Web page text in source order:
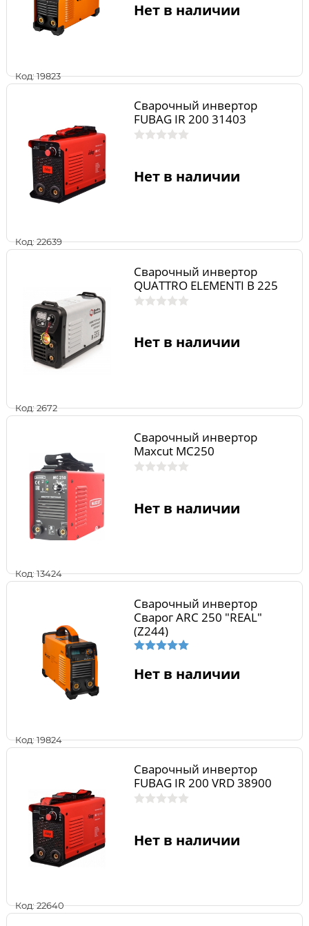
Код: 19823
Нет в наличии
Код: 22639
Сварочный инвертор
FUBAG IR 200 31403
Нет в наличии
Код: 2672
Сварочный инвертор
QUATTRO ELEMENTI B 225
Нет в наличии
Код: 13424
Сварочный инвертор
Maxcut MC250
Нет в наличии
Код: 19824
Сварочный инвертор
Сварог ARC 250 "REAL"
(Z244)
Нет в наличии
Код: 22640
Сварочный инвертор
FUBAG IR 200 VRD 38900
Нет в наличии